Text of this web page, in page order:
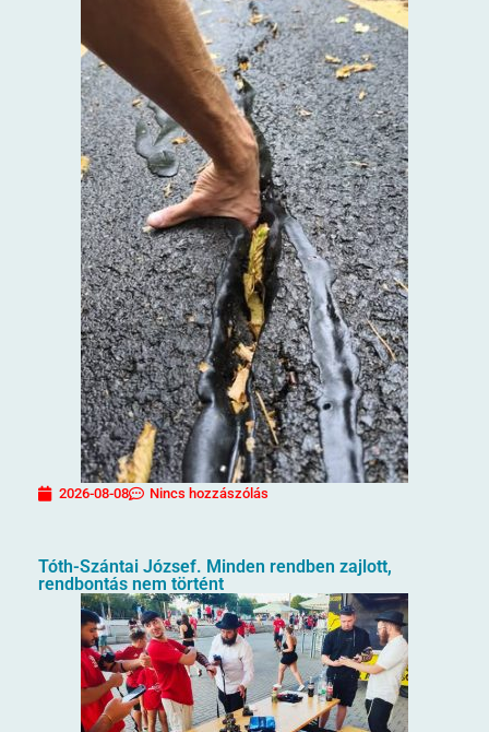
2026-08-08 Nincs hozzászólás
Tóth-Szántai József. Minden rendben zajlott,
rendbontás nem történt